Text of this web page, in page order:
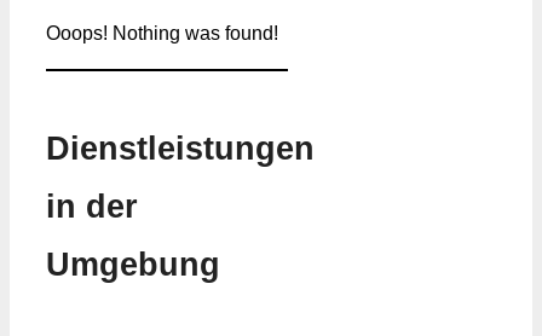
Ooops! Nothing was found!
Dienstleistungen
in der
Umgebung